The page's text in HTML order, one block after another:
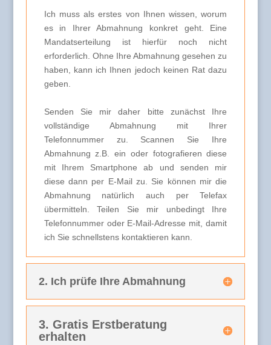
Ich muss als erstes von Ihnen wissen, worum
es in Ihrer Abmahnung konkret geht. Eine
Mandatserteilung ist hierfür noch nicht
erforderlich. Ohne Ihre Abmahnung gesehen zu
haben, kann ich Ihnen jedoch keinen Rat dazu
geben.
Senden Sie mir daher bitte zunächst Ihre
vollständige Abmahnung mit Ihrer
Telefonnummer zu. Scannen Sie Ihre
Abmahnung z.B. ein oder fotografieren diese
mit Ihrem Smartphone ab und senden mir
diese dann per E-Mail zu. Sie können mir die
Abmahnung natürlich auch per Telefax
übermitteln. Teilen Sie mir unbedingt Ihre
Telefonnummer oder E-Mail-Adresse mit, damit
ich Sie schnellstens kontaktieren kann.
2. Ich prüfe Ihre Abmahnung
3. Gratis Erstberatung
erhalten